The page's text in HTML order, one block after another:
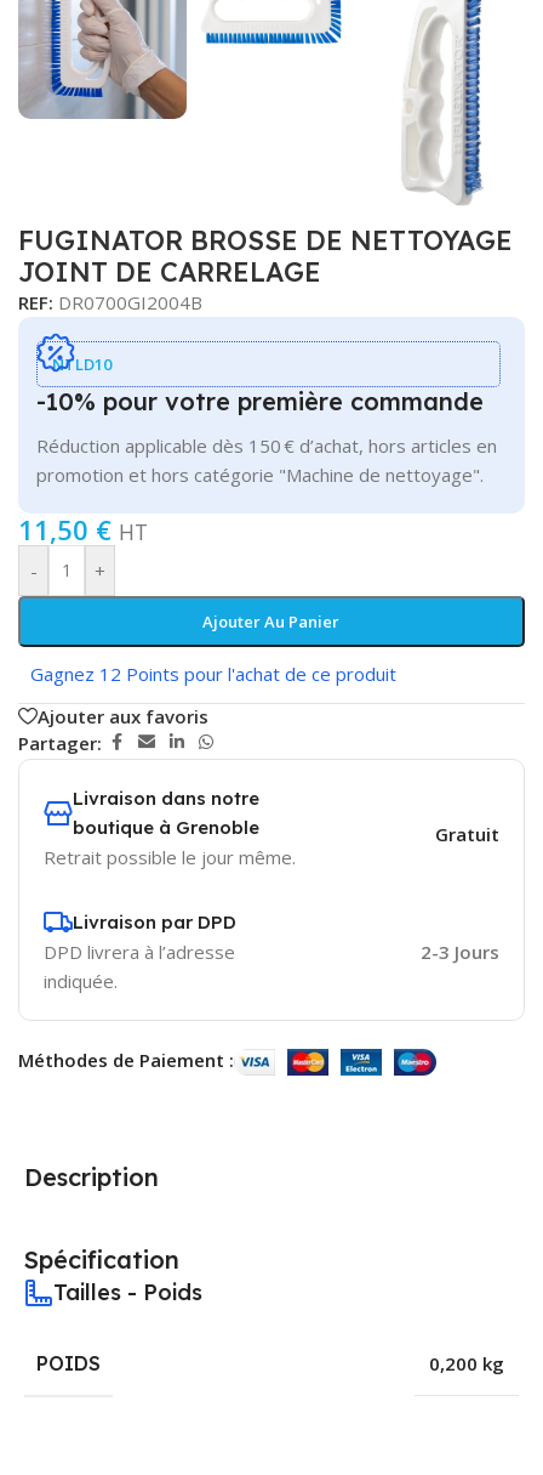
FUGINATOR BROSSE DE NETTOYAGE
JOINT DE CARRELAGE
REF: DR0700GI2004B
NTLD10
-10% pour votre première commande
Réduction applicable dès 150 € d’achat, hors articles en
promotion et hors catégorie "Machine de nettoyage".
11,50 € HT
- +
Ajouter Au Panier
Gagnez 12 Points pour l'achat de ce produit
Ajouter aux favoris
Partager:
Livraison dans notre
boutique à Grenoble
Retrait possible le jour même.
Gratuit
Livraison par DPD
DPD livrera à l’adresse
indiquée.
2-3 Jours
Méthodes de Paiement :
Description
Spécification
Tailles - Poids
POIDS 0,200 kg